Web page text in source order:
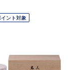
イント対象